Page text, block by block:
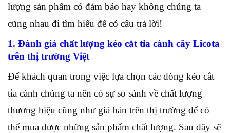
lượng sản phẩm có đảm bảo hay không chúng ta
cũng nhau đi tìm hiểu để có câu trả lời!
1. Đánh giá chất lượng kéo cắt tỉa cành cây Licota
trên thị trường Việt
Để khách quan trong việc lựa chọn các dòng kéo cắt
tỉa cành chúng ta nên có sự so sánh về chất lượng
thương hiệu cũng như giá bán trên thị trường để có
thể mua được những sản phẩm chất lượng. Sau đây sẽ